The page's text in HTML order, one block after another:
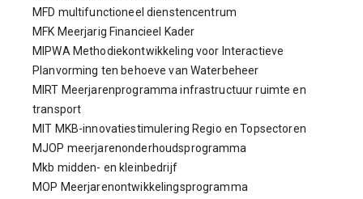
MFD multifunctioneel dienstencentrum
MFK Meerjarig Financieel Kader
MIPWA Methodiekontwikkeling voor Interactieve
Planvorming ten behoeve van Waterbeheer
MIRT Meerjarenprogramma infrastructuur ruimte en
transport
MIT MKB-innovatiestimulering Regio en Topsectoren
MJOP meerjarenonderhoudsprogramma
Mkb midden- en kleinbedrijf
MOP Meerjarenontwikkelingsprogramma